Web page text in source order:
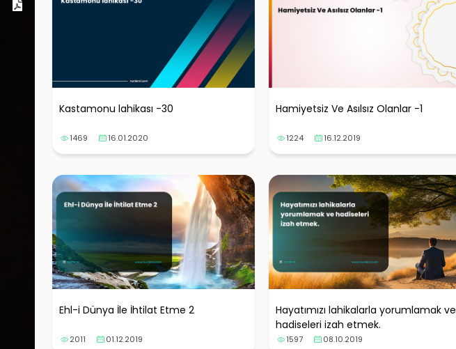
Dosyalar
Kastamonu lahikası -30
1469 16.01.2020
Hamiyetsiz Ve Asılsız Olanlar -1
1224 16.12.2019
Ehl-i Dünya İle İhtilat Etme 2
2011 01.12.2019
Hayatımızı lahikalarla yorumlamak ve
hadiseleri izah etmek.
1597 08.10.2019